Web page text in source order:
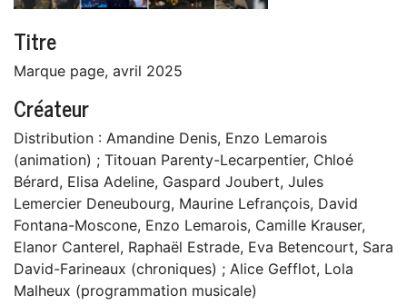
Titre
Marque page, avril 2025
Créateur
Distribution : Amandine Denis, Enzo Lemarois
(animation) ; Titouan Parenty-Lecarpentier, Chloé
Bérard, Elisa Adeline, Gaspard Joubert, Jules
Lemercier Deneubourg, Maurine Lefrançois, David
Fontana-Moscone, Enzo Lemarois, Camille Krauser,
Elanor Canterel, Raphaël Estrade, Eva Betencourt, Sara
David-Farineaux (chroniques) ; Alice Gefflot, Lola
Malheux (programmation musicale)